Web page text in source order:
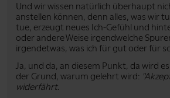
Und wir wissen natürlich überhaupt
anstellen können, denn alles, was wir
tue, erzeugt neues Ich-Gefühl und
oder andere Weise irgendwelche
irgendetwas, was ich für gut oder für
Ja, und da, an diesem Punkt, da wird
der Grund, warum gelehrt wird:
widerfährt.